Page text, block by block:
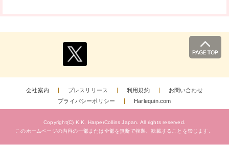
会社案内 プレスリリース 利用規約
お問い合わせ
プライバシーポリシー
Harlequin.com
Copyright(C) K.K. HarperCollins Japan. All rights reserved.
このホームページの内容の一部または全部を無断で複製、転載することを禁じます。